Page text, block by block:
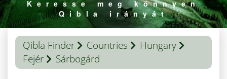
Keresse meg könnyen
Qibla irányát
Qibla Finder Countries
Hungary
Fejér
Sárbogárd